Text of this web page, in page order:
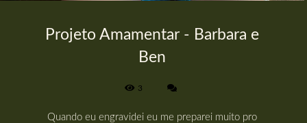
Projeto Amamentar - Barbara e
Ben
3
Quando eu engravidei eu me preparei muito pro